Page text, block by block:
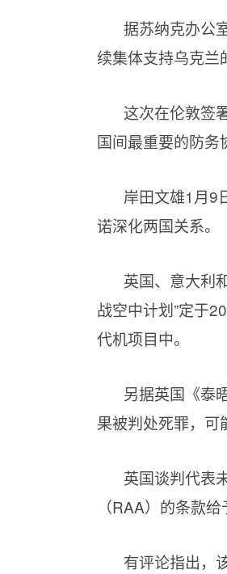
据苏纳克办公
续集体支持乌克兰
这次在伦敦签
国间最重要的防务
岸田文雄1月9
诺深化两国关系。
英国、意大利
战空中计划”定于
代机项目中。
另据英国《泰
果被判处死罪，可
英国谈判代表
（RAA）的条款
有评论指出，